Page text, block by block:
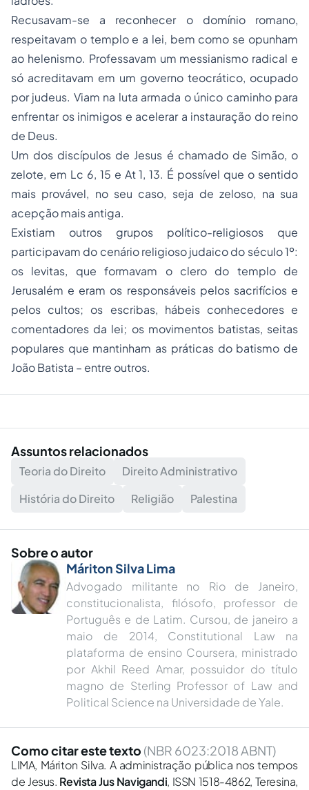
Recusavam-se a reconhecer o domínio romano,
respeitavam o templo e a lei, bem como se opunham
ao helenismo. Professavam um messianismo radical e
só acreditavam em um governo teocrático, ocupado
por judeus. Viam na luta armada o único caminho para
enfrentar os inimigos e acelerar a instauração do reino
de Deus.
Um dos discípulos de Jesus é chamado de Simão, o
zelote, em Lc 6, 15 e At 1, 13. É possível que o sentido
mais provável, no seu caso, seja de zeloso, na sua
acepção mais antiga.
Existiam outros grupos político-religiosos que
participavam do cenário religioso judaico do século 1º:
os levitas, que formavam o clero do templo de
Jerusalém e eram os responsáveis pelos sacrifícios e
pelos cultos; os escribas, hábeis conhecedores e
comentadores da lei; os movimentos batistas, seitas
populares que mantinham as práticas do batismo de
João Batista – entre outros.
Assuntos relacionados
Teoria do Direito
Direito Administrativo
História do Direito
Religião Palestina
Sobre o autor
Máriton Silva Lima
Advogado militante no Rio de Janeiro,
constitucionalista, filósofo, professor de
Português e de Latim. Cursou, de janeiro a
maio de 2014, Constitutional Law na
plataforma de ensino Coursera, ministrado
por Akhil Reed Amar, possuidor do título
magno de Sterling Professor of Law and
Political Science na Universidade de Yale.
Como citar este texto (NBR 6023:2018 ABNT)
LIMA, Máriton Silva. A administração pública nos tempos
de Jesus. Revista Jus Navigandi, ISSN 1518-4862, Teresina,